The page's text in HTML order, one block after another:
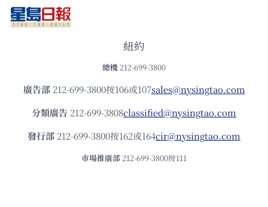
紐約
總機 212-699-3800
廣告部212-699-3800按106或107sales@nysingtao.com
分類廣告 212-699-3808classified@nysingtao.com
發⾏部 212-699-3800按162或164cir@nysingtao.com
市場推廣部 212-699-3800按111